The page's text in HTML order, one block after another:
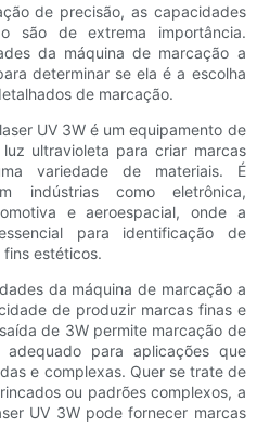
de precisão, as capacidades
são de extrema importância.
da máquina de marcação a
determinar se ela é a escolha
de marcação.
UV 3W é um equipamento de
ultravioleta para criar marcas
variedade de materiais. É
indústrias como eletrônica,
e aeroespacial, onde a
para identificação de
estéticos.
da máquina de marcação a
de produzir marcas finas e
de 3W permite marcação de
para aplicações que
e complexas. Quer se trate de
ou padrões complexos, a
UV 3W pode fornecer marcas